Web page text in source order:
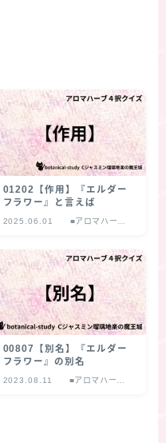
01202【作用】『エルダー
フラワー』と言えば
2025.06.01
■アロマハーブ
00807【別名】『エルダー
フラワー』の別名
2023.08.11
■アロマハーブ